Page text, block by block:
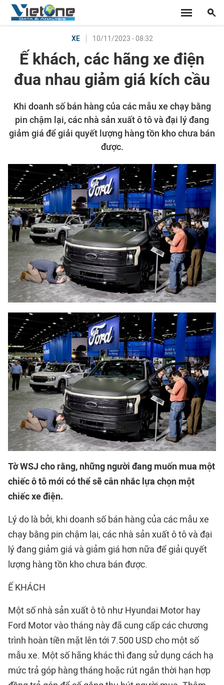
XE 10/11/2023 - 08:32
Ế khách, các hãng xe điện
đua nhau giảm giá kích cầu
Khi doanh số bán hàng của các mẫu xe chạy bằng
pin chậm lại, các nhà sản xuất ô tô và đại lý đang
giảm giá để giải quyết lượng hàng tồn kho chưa bán
được.
Tờ WSJ cho rằng, những người đang muốn mua một
chiếc ô tô mới có thể sẽ cân nhắc lựa chọn một
chiếc xe điện.
Lý do là bởi, khi doanh số bán hàng của các mẫu xe
chạy bằng pin chậm lại, các nhà sản xuất ô tô và đại
lý đang giảm giá và giảm giá hơn nữa để giải quyết
lượng hàng tồn kho chưa bán được.
Ế KHÁCH
Một số nhà sản xuất ô tô như Hyundai Motor hay
Ford Motor vào tháng này đã cung cấp các chương
trình hoàn tiền mặt lên tới 7.500 USD cho một số
mẫu xe. Một số hãng khác thì đang sử dụng cách hạ
mức trả góp hàng tháng hoặc rút ngắn thời hạn hợp